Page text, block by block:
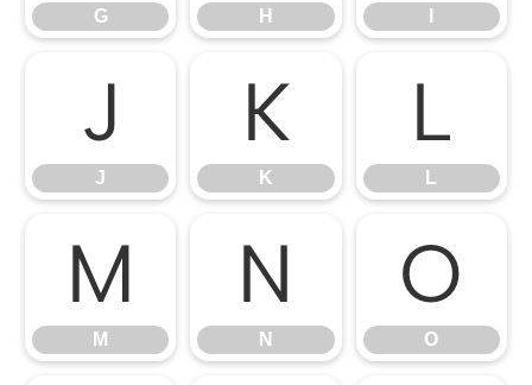
G H
J
J
K
K
L
L
M
M
N
N
O
O